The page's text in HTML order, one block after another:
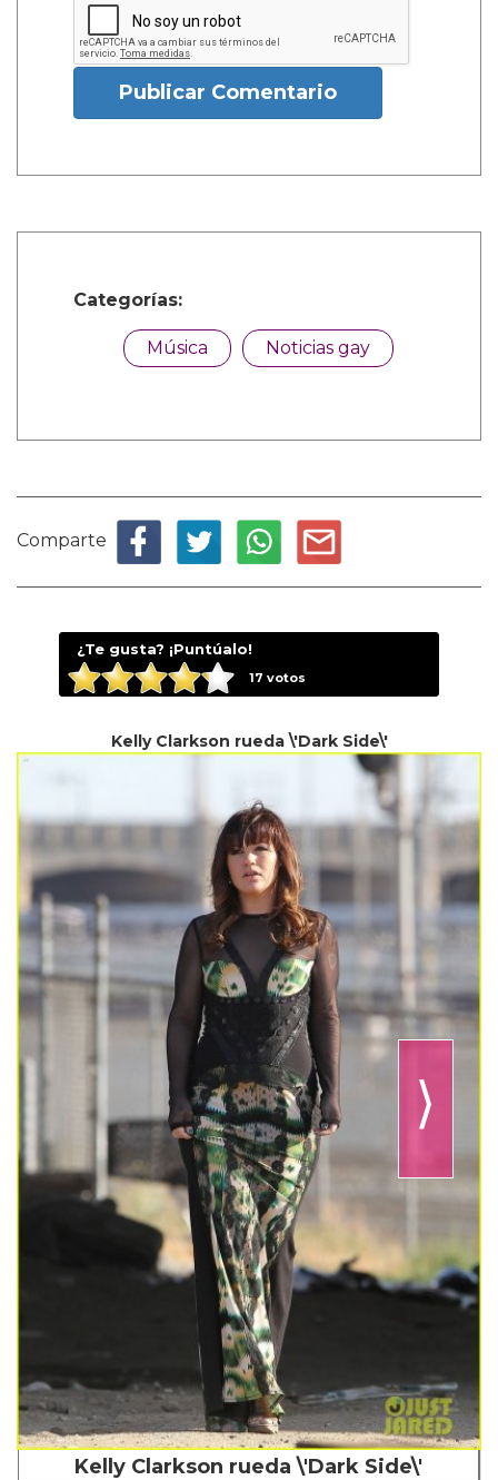
Publicar Comentario
Categorías:
Música Noticias gay
Comparte
¿Te gusta? ¡Puntúalo!
17 votos
Kelly Clarkson rueda \'Dark Side\'
⟩
Kelly Clarkson rueda \'Dark Side\'